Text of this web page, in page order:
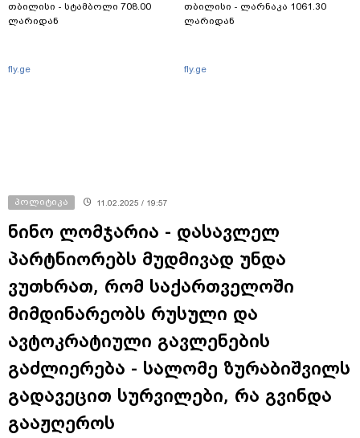
თბილისი - სტამბოლი 708.00
ლარიდან
fly.ge
თბილისი - ლარნაკა 1061.30
ლარიდან
fly.ge
პოლიტიკა 11.02.2025 / 19:57
ნინო ლომჯარია - დასავლელ
პარტნიორებს მუდმივად უნდა
ვუთხრათ, რომ საქართველოში
მიმდინარეობს რუსული და
ავტოკრატიული გავლენების
გაძლიერება - სალომე ზურაბიშვილს
გადავეცით სურვილები, რა გვინდა
გააჟღეროს